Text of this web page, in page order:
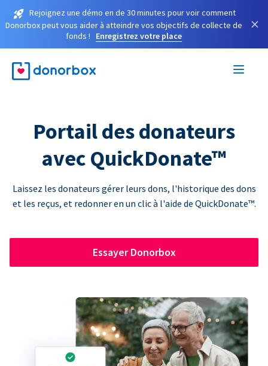
Rejoignez une démo en de 30 minutes pour voir comment
Donorbox peut vous aider à atteindre vos objectifs de collecte de
fonds !
Enregistrez votre place
×
Portail des donateurs
avec QuickDonate™
Laissez les donateurs gérer leurs dons, l'historique des dons
et les reçus, et redonner en un clic à l'aide de QuickDonate™.
Essayer Donorbox